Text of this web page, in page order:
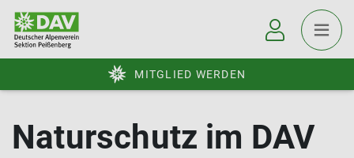
MITGLIED WERDEN
Naturschutz im DAV